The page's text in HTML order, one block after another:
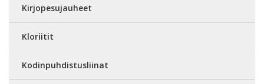
Kirjopesujauheet
Kloriitit
Kodinpuhdistusliinat